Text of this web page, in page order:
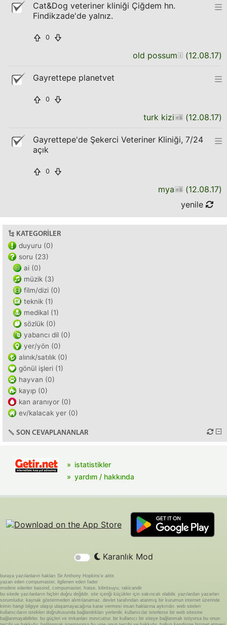
Cat&Dog veteriner kliniği Çiğdem hn.
Findikzade'de yalnız.
0
old possum (12.08.17)
Gayrettepe planetvet
0
turk kizi (12.08.17)
Gayrettepe'de Şekerci Veteriner Kliniği, 7/24
açık
0
mya (12.08.17)
yenile
KATEGORILER
duyuru (0)
soru (23)
ai (0)
müzik (3)
film/dizi (0)
teknik (1)
medikal (1)
sözlük (0)
yabancı dil (0)
yer/yön (0)
alınık/satılık (0)
gönül işleri (1)
hayvan (0)
kayıp (0)
kan aranıyor (0)
ev/kalacak yer (0)
SON CEVAPLANANLAR
istatistikler
yardım / hakkında
Karanlık Mod
buraya yazılanların hakları Sir Anthony Hopkins'e aittir.
yazan eden compumaster, ilgilenen eden fader
modere edenler basond, compumaster, fraise, kibritsuyu, rakicandir
bu sitede yazılanların hiçbiri doğru değildir. site içeriği küçükler için sakıncalı olabilir. yazılardan yazarları
sorumludur. kaynak göstermeden alıntılanamaz. devlet tarafından atanmış bir kurumun internet üzerinde
kimin hangi bilgiye ulaşıp ulaşamayacağına karar vermesi insan haklarına aykırıdır. web siteleri
kullanıcıların istekleri doğrultusunda bağlandıkları yerlerdir. kullanıcılar isterlerse bir web sitesine
bağlanmayabilirler. bu güçleri ve imkanları mevcuttur. bir kullanıcı bir siteye bağlanmak istiyorsa bu onun